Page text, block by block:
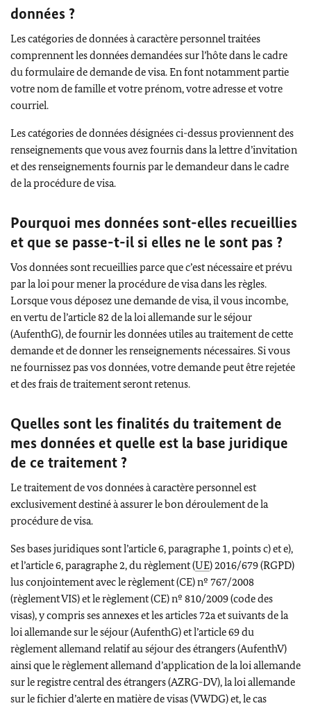
données ?
Les catégories de données à caractère personnel traitées
comprennent les données demandées sur l’hôte dans le cadre
du formulaire de demande de visa. En font notamment partie
votre nom de famille et votre prénom, votre adresse et votre
courriel.
Les catégories de données désignées ci-dessus proviennent des
renseignements que vous avez fournis dans la lettre d’invitation
et des renseignements fournis par le demandeur dans le cadre
de la procédure de visa.
Pourquoi mes données sont-elles recueillies
et que se passe-t-il si elles ne le sont pas ?
Vos données sont recueillies parce que c’est nécessaire et prévu
par la loi pour mener la procédure de visa dans les règles.
Lorsque vous déposez une demande de visa, il vous incombe,
en vertu de l’article 82 de la loi allemande sur le séjour
(AufenthG), de fournir les données utiles au traitement de cette
demande et de donner les renseignements nécessaires. Si vous
ne fournissez pas vos données, votre demande peut être rejetée
et des frais de traitement seront retenus.
Quelles sont les finalités du traitement de
mes données et quelle est la base juridique
de ce traitement ?
Le traitement de vos données à caractère personnel est
exclusivement destiné à assurer le bon déroulement de la
procédure de visa.
Ses bases juridiques sont l’article 6, paragraphe 1, points c) et e),
et l’article 6, paragraphe 2, du règlement (UE) 2016/679 (RGPD)
lus conjointement avec le règlement (CE) nº 767/2008
(règlement VIS) et le règlement (CE) nº 810/2009 (code des
visas), y compris ses annexes et les articles 72a et suivants de la
loi allemande sur le séjour (AufenthG) et l’article 69 du
règlement allemand relatif au séjour des étrangers (AufenthV)
ainsi que le règlement allemand d’application de la loi allemande
sur le registre central des étrangers (AZRG-DV), la loi allemande
sur le fichier d’alerte en matière de visas (VWDG) et, le cas